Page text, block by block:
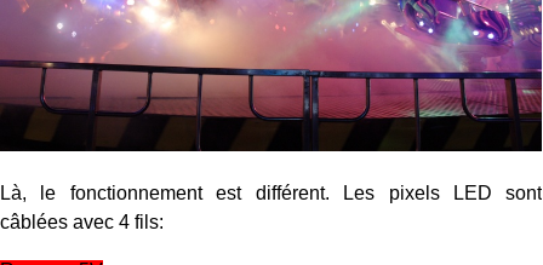
Là, le fonctionnement est différent. Les pixels LED sont
câblées avec 4 fils: